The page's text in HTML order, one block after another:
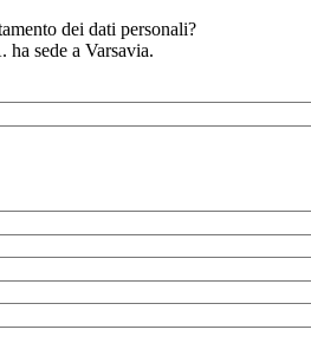
dei dati personali?
sede a Varsavia.